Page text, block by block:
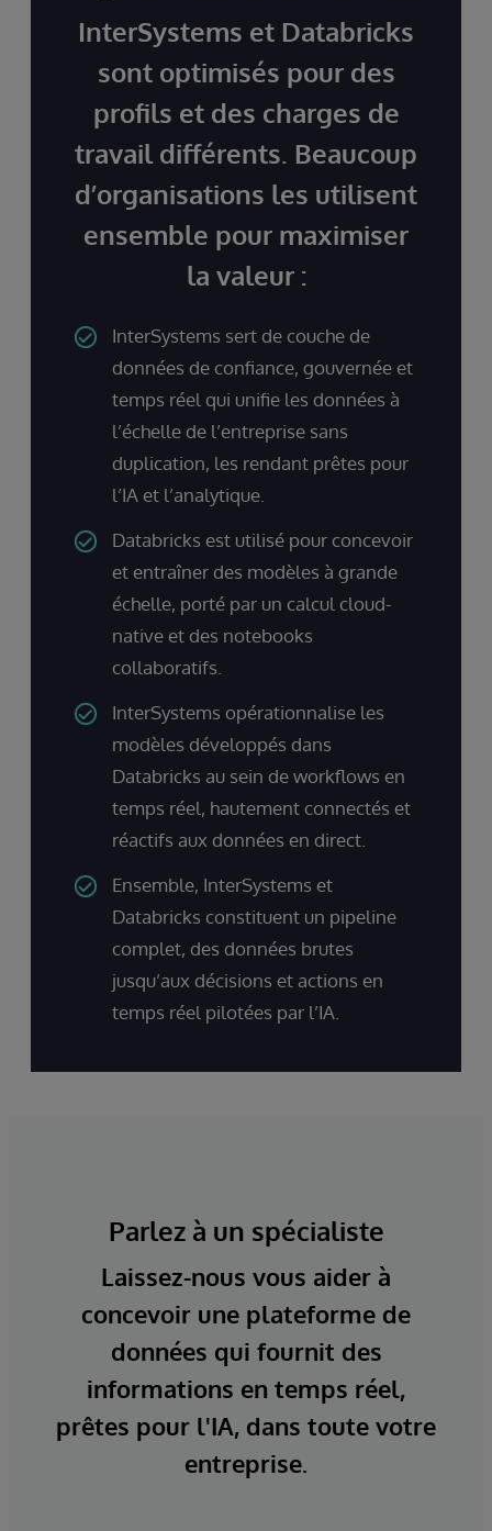
InterSystems et Databricks
sont optimisés pour des
profils et des charges de
travail différents. Beaucoup
d’organisations les utilisent
ensemble pour maximiser
la valeur :
InterSystems sert de couche de
données de confiance, gouvernée et
temps réel qui unifie les données à
l’échelle de l’entreprise sans
duplication, les rendant prêtes pour
l’IA et l’analytique.
Databricks est utilisé pour concevoir
et entraîner des modèles à grande
échelle, porté par un calcul cloud-
native et des notebooks
collaboratifs.
InterSystems opérationnalise les
modèles développés dans
Databricks au sein de workflows en
temps réel, hautement connectés et
réactifs aux données en direct.
Ensemble, InterSystems et
Databricks constituent un pipeline
complet, des données brutes
jusqu’aux décisions et actions en
temps réel pilotées par l’IA.
Parlez à un spécialiste
Laissez-nous vous aider à
concevoir une plateforme de
données qui fournit des
informations en temps réel,
prêtes pour l'IA, dans toute votre
entreprise.